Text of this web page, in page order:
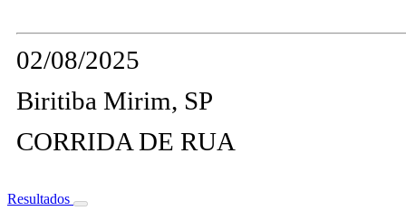
02/08/2025
Biritiba Mirim, SP
CORRIDA DE RUA
Resultados